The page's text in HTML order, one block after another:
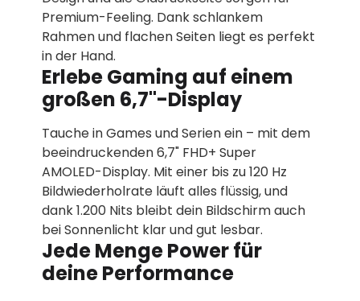
Premium-Feeling. Dank schlankem
Rahmen und flachen Seiten liegt es perfekt
in der Hand.
Erlebe Gaming auf einem
großen 6,7"-Display
Tauche in Games und Serien ein – mit dem
beeindruckenden 6,7" FHD+ Super
AMOLED-Display. Mit einer bis zu 120 Hz
Bildwiederholrate läuft alles flüssig, und
dank 1.200 Nits bleibt dein Bildschirm auch
bei Sonnenlicht klar und gut lesbar.
Jede Menge Power für
deine Performance